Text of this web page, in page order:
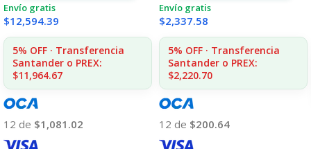
Envío gratis
$12,594.39
5% OFF · Transferencia
Santander o PREX:
$11,964.67
12 de $1,081.02
Envío gratis
$2,337.58
5% OFF · Transferencia
Santander o PREX:
$2,220.70
12 de $200.64